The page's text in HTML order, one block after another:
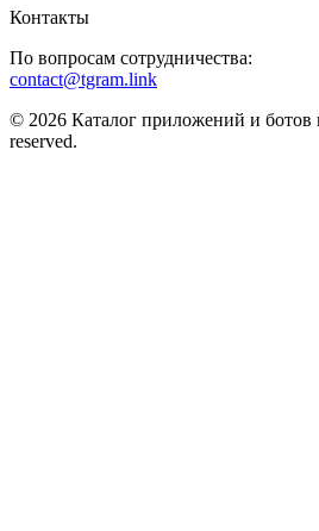
Контакты
По вопросам сотрудничества:
contact@tgram.link
© 2026 Каталог приложений и ботов
reserved.